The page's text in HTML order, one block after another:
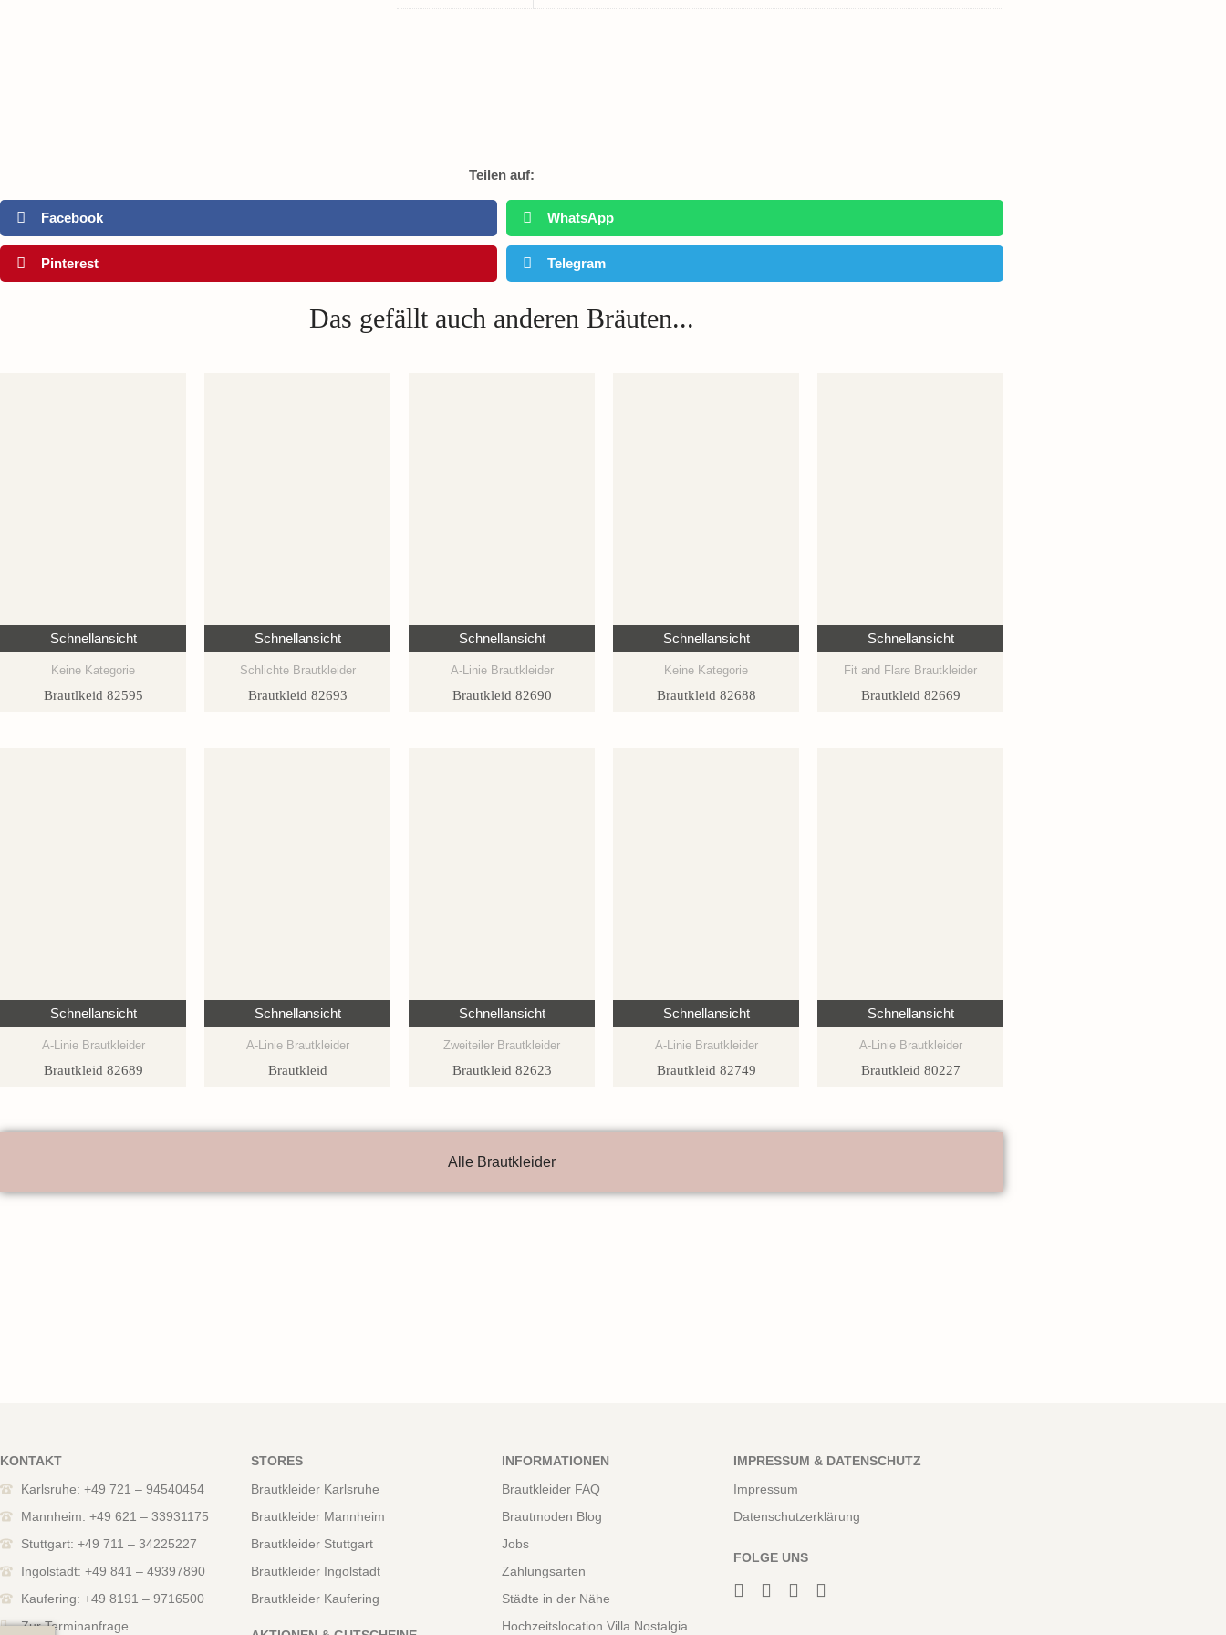
Teilen auf:
Facebook WhatsApp
Pinterest Telegram
Das gefällt auch anderen Bräuten...
Schnellansicht
Keine Kategorie
Brautlkeid 82595
Schnellansicht
Schlichte Brautkleider
Brautkleid 82693
Schnellansicht
A-Linie Brautkleider
Brautkleid 82690
Schnellansicht
Keine Kategorie
Brautkleid 82688
Schnellansicht
Fit and Flare Brautkleider
Brautkleid 82669
Schnellansicht
A-Linie Brautkleider
Brautkleid 82689
Schnellansicht
A-Linie Brautkleider
Brautkleid
Schnellansicht
Zweiteiler Brautkleider
Brautkleid 82623
Schnellansicht
A-Linie Brautkleider
Brautkleid 82749
Schnellansicht
A-Linie Brautkleider
Brautkleid 80227
Alle Brautkleider
KONTAKT
Karlsruhe: +49 721 – 94540454
Mannheim: +49 621 – 33931175
Stuttgart: +49 711 – 34225227
Ingolstadt: +49 841 – 49397890
Kaufering: +49 8191 – 9716500
Zur Terminanfrage
STORES
Brautkleider Karlsruhe
Brautkleider Mannheim
Brautkleider Stuttgart
Brautkleider Ingolstadt
Brautkleider Kaufering
INFORMATIONEN
Brautkleider FAQ
Brautmoden Blog
Jobs
Zahlungsarten
Städte in der Nähe
Hochzeitslocation Villa Nostalgia
IMPRESSUM & DATENSCHUTZ
Impressum
Datenschutzerklärung
FOLGE UNS